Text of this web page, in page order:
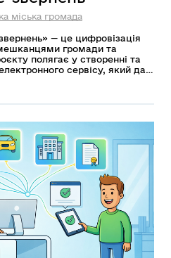
міська громада
— це цифровізація
громади та
полягає у створенні та
сервісу, який дає
без необхідності